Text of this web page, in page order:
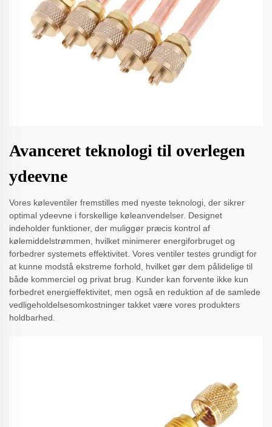
Avanceret teknologi til overlegen
ydeevne
Vores køleventiler fremstilles med nyeste teknologi, der sikrer
optimal ydeevne i forskellige køleanvendelser. Designet
indeholder funktioner, der muliggør præcis kontrol af
kølemiddelstrømmen, hvilket minimerer energiforbruget og
forbedrer systemets effektivitet. Vores ventiler testes grundigt for
at kunne modstå ekstreme forhold, hvilket gør dem pålidelige til
både kommerciel og privat brug. Kunder kan forvente ikke kun
forbedret energieffektivitet, men også en reduktion af de samlede
vedligeholdelsesomkostninger takket være vores produkters
holdbarhed.